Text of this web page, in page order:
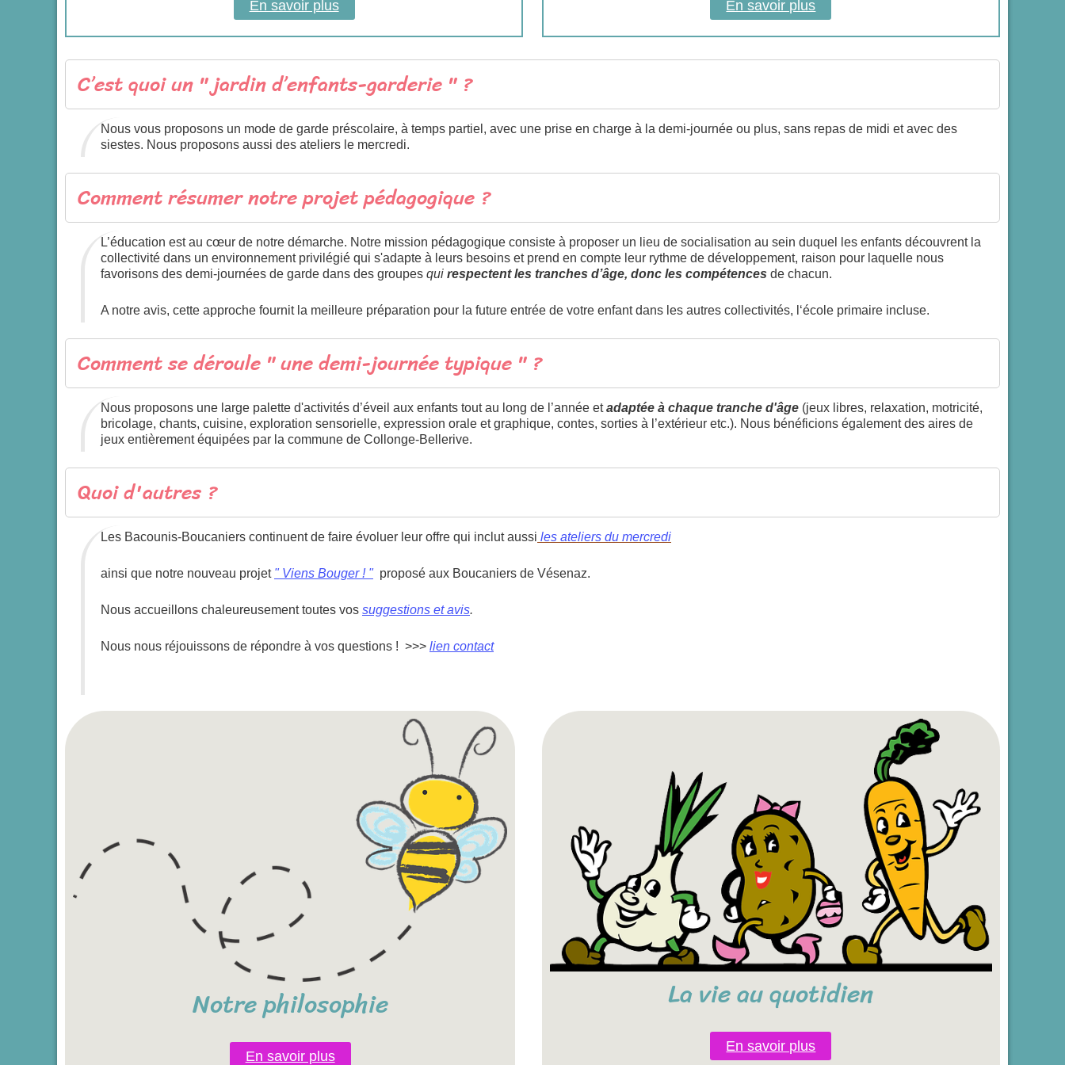
En savoir plus En savoir plus
C’est quoi un " jardin d’enfants-garderie " ?
Nous vous proposons un mode de garde préscolaire, à temps partiel, avec une prise en charge à la demi-journée ou plus, sans repas de midi et avec des
siestes. Nous proposons aussi des ateliers le mercredi.
Comment résumer notre projet pédagogique ?
L’éducation est au cœur de notre démarche. Notre mission pédagogique consiste à proposer un lieu de socialisation au sein duquel les enfants découvrent la
collectivité dans un environnement privilégié qui s'adapte à leurs besoins et prend en compte leur rythme de développement, raison pour laquelle nous
favorisons des demi-journées de garde dans des groupes qui respectent les tranches d’âge, donc les compétences de chacun.
A notre avis, cette approche fournit la meilleure préparation pour la future entrée de votre enfant dans les autres collectivités, l‘école primaire incluse.
Comment se déroule " une demi-journée typique " ?
Nous proposons une large palette d'activités d’éveil aux enfants tout au long de l’année etadaptée à chaque tranche d'âge (jeux libres, relaxation, motricité,
bricolage, chants, cuisine, exploration sensorielle, expression orale et graphique, contes, sorties à l’extérieur etc.). Nous bénéficions également des aires de
jeux entièrement équipées par la commune de Collonge-Bellerive.
Quoi d'autres ?
Les Bacounis-Boucaniers continuent de faire évoluer leur offre qui inclut aussi les ateliers du mercredi
ainsi que notre nouveau projet " Viens Bouger ! " proposé aux Boucaniers de Vésenaz.
Nous accueillons chaleureusement toutes vos suggestions et avis.
Nous nous réjouissons de répondre à vos questions ! >>> lien contact
Notre philosophie
En savoir plus
La vie au quotidien
En savoir plus